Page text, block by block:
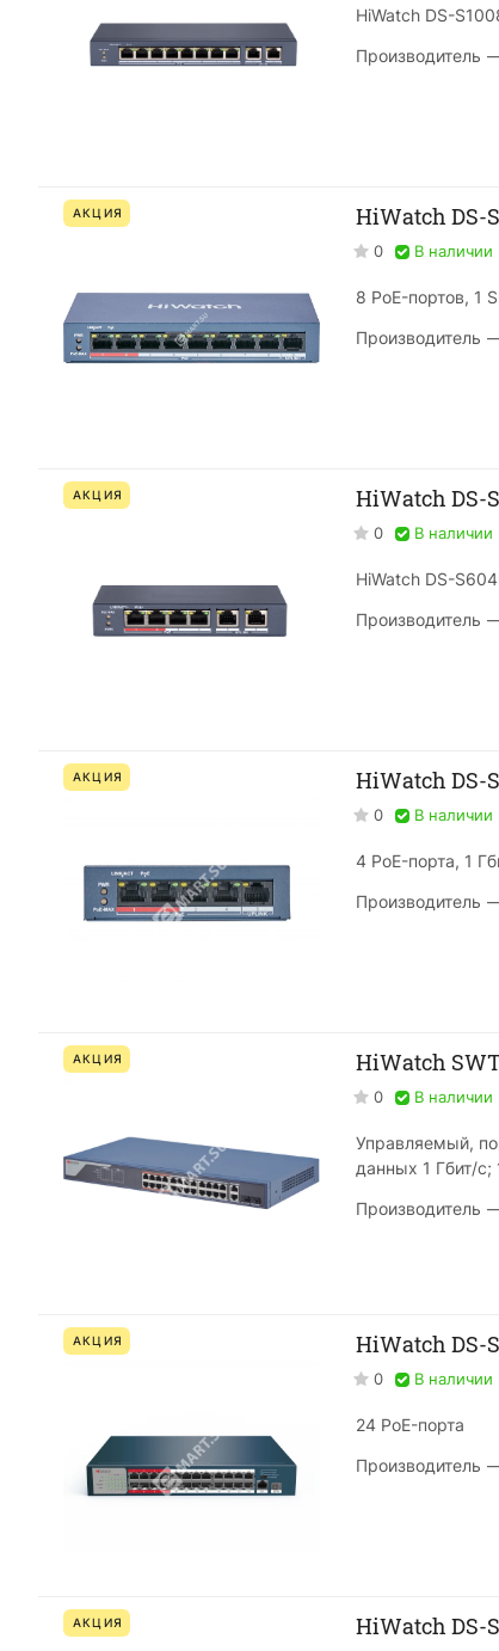
HiWatch DS-
Производитель
АКЦИЯ HiWatch DS-
0 В наличии
8 PoE-портов, 1
Производитель
АКЦИЯ HiWatch DS-
0 В наличии
HiWatch DS-
Производитель
АКЦИЯ HiWatch DS-
0 В наличии
4 PoE-порта, 1
Производитель
АКЦИЯ HiWatch
0 В наличии
Управляемый,
данных 1 Гбит/
Производитель
АКЦИЯ HiWatch DS-
0 В наличии
24 PoE-порта
Производитель
АКЦИЯ HiWatch DS-